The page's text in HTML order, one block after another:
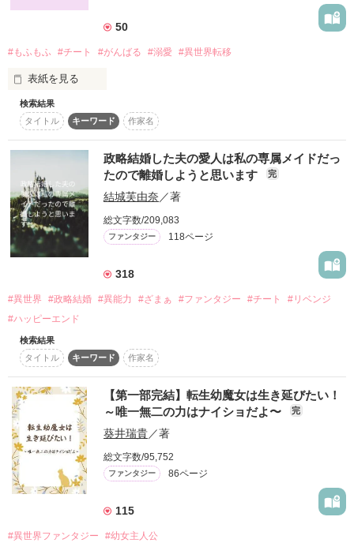
一方的に婚約解消を申し出て
竜族の王宮から馬一匹盗んで
自ら過酷な野営生活を強いることになり
あほです
…と、そこへ
同じ歳の幼なじみである
天帝の弟、豹牙（ひょうが）が登場！
『…暇なら、俺とキャンプの旅に行くぞ！』
人間界の言葉らしいですが
何ですか？それは…
え？野営はもうご勘弁！
そこから
豹牙が不正（チート）に持ち込んだ
キャンプ道具を駆使して
2人の壮大（滑稽？）な旅が始まる！
劣等感満載ヘタレな令嬢の
成長再起物語
♦︎♦︎♦︎
神族の王様の妹ですが、曰く付き
人間界に興味津々
だから、
誰を亡くし、誰に置いていかれようとも。
僕は、生きるって決めたんだ。
ー…いつの日か生まれ変わって、またアナタ達に巡り会うため
に。
♯“一期一会 1・2”と“更生係の憂鬱生活”の方も良ければお読み下
さい(*^^*)
♯歴史は沿っていくつもりですが、時々食い違いがあるかもし
れませんので、ご了承の上お読み下さい。
作品を読む
50
#もふもふ #チート #がんばる #溺愛 #異世界転移
表紙を見る
『犬の獣人がいる世界。助けたイケメン犬奴隷に懐かれまし
た』
突然妹とともに異世界に来てしまった。
けれど、妹とは離れ離れになってしまい。
私に備わった能力は「鑑定魔法」だけ。
だけれど、その鑑定魔法がどうもおかしい。
鑑定魔法を使うと【続きはＷＥＢで】と表示されて、
ネット検索みたいに情報を探さないとけません。
す。
その力を使って、なんとか一人で異世界で生きていく。
一緒に異世界に飛ばされたはずの妹を探して旅をしている途
中、
ひょんなことから破棄奴隷を助けます。
助けた奴隷は犬の獣人。耳と尻尾と髪の色が、昔飼っていた愛
犬にそっくり！
奴隷制度なんてとんでもないけれど、
ついつい愛犬を思い出してしまいそばに置くことにしました。
検索結果
タイトル
キーワード 作家名
政略結婚した夫の愛人は私の専属メイドだっ
たので離婚しようと思います
完
結城芙由奈 ／著
総文字数/209,083
ファンタジー 118ページ
318
#異世界 #政略結婚 #異能力 #ざまぁ #ファンタジー #チート
#リベンジ
#ハッピーエンド
検索結果
タイトル
キーワード 作家名
【第一部完結】転生幼魔女は生き延びたい！
～唯一無二の力はナイショだよ〜
完
葵井瑞貴／著
総文字数/95,752
ファンタジー 86ページ
115
#異世界ファンタジー
#幼女主人公